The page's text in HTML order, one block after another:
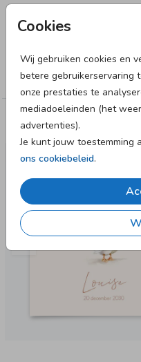
Cookies
Wij gebruiken cookies en
betere gebruikerservaring
onze prestaties te
mediadoeleinden (het
advertenties).
Je kunt jouw toestemming
ons cookiebeleid.
June & Berry
Collectie
Neutraal
Deze designs vind je